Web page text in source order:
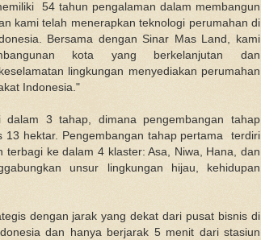
54 tahun pengalaman dalam membangun
kami telah menerapkan teknologi perumahan di
Bersama dengan Sinar Mas Land, kami
kota yang berkelanjutan dan
lingkungan menyediakan perumahan
Indonesia."
dalam 3 tahap, dimana pengembangan tahap
13 hektar. Pengembangan tahap pertama terdiri
ke dalam 4 klaster: Asa, Niwa, Hana, dan
unsur lingkungan hijau, kehidupan
dengan jarak yang dekat dari pusat bisnis di
dan hanya berjarak 5 menit dari stasiun